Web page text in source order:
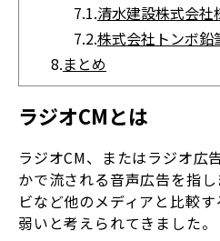
7.1.清水建設株式会社
7.2.株式会社トンボ鉛
8.まとめ
ラジオCMとは
ラジオCM、またはラジオ広
かで流される音声広告を指
ビなど他のメディアと比較
弱いと考えられてきました。